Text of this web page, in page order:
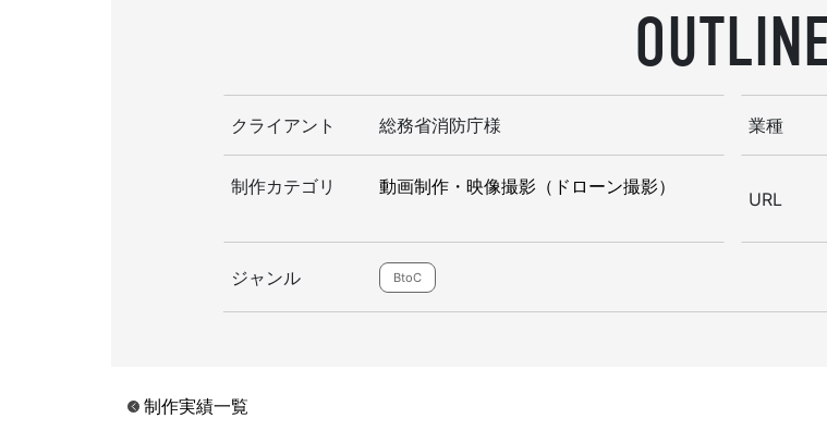
OUTLINE
クライアント 総務省消防庁様 業種
制作カテゴリ 動画制作・映像撮影（ドローン撮影）
URL
ジャンル BtoC
制作実績一覧